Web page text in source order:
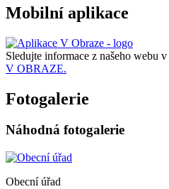
Mobilní aplikace
Sledujte informace z našeho webu v
V OBRAZE.
Fotogalerie
Náhodná fotogalerie
Obecní úřad